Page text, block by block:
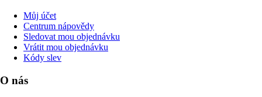
Můj účet
Centrum nápovědy
Sledovat mou objednávku
Vrátit mou objednávku
Kódy slev
O nás